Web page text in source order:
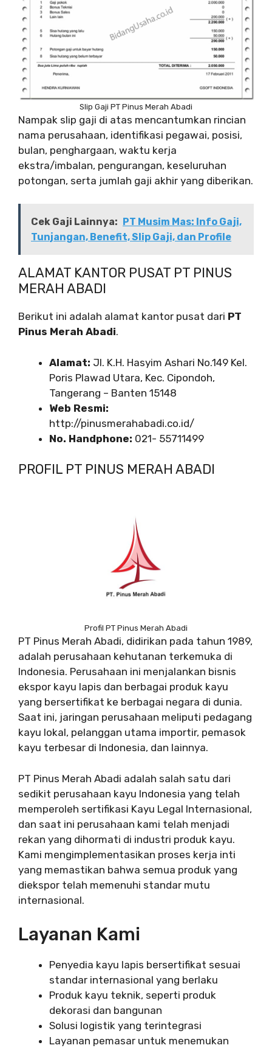
Slip Gaji PT Pinus Merah Abadi
Nampak slip gaji di atas mencantumkan rincian
nama perusahaan, identifikasi pegawai, posisi,
bulan, penghargaan, waktu kerja
ekstra/imbalan, pengurangan, keseluruhan
potongan, serta jumlah gaji akhir yang diberikan.
Cek Gaji Lainnya:
PT Musim Mas: Info Gaji,
Tunjangan, Benefit, Slip Gaji, dan Profile
ALAMAT KANTOR PUSAT PT PINUS
MERAH ABADI
Berikut ini adalah alamat kantor pusat dari PT
Pinus Merah Abadi.
Alamat: Jl. K.H. Hasyim Ashari No.149 Kel.
Poris Plawad Utara, Kec. Cipondoh,
Tangerang – Banten 15148
Web Resmi:
http://pinusmerahabadi.co.id/
No. Handphone: 021- 55711499
PROFIL PT PINUS MERAH ABADI
Profil PT Pinus Merah Abadi
PT Pinus Merah Abadi, didirikan pada tahun 1989,
adalah perusahaan kehutanan terkemuka di
Indonesia. Perusahaan ini menjalankan bisnis
ekspor kayu lapis dan berbagai produk kayu
yang bersertifikat ke berbagai negara di dunia.
Saat ini, jaringan perusahaan meliputi pedagang
kayu lokal, pelanggan utama importir, pemasok
kayu terbesar di Indonesia, dan lainnya.
PT Pinus Merah Abadi adalah salah satu dari
sedikit perusahaan kayu Indonesia yang telah
memperoleh sertifikasi Kayu Legal Internasional,
dan saat ini perusahaan kami telah menjadi
rekan yang dihormati di industri produk kayu.
Kami mengimplementasikan proses kerja inti
yang memastikan bahwa semua produk yang
diekspor telah memenuhi standar mutu
internasional.
Layanan Kami
Penyedia kayu lapis bersertifikat sesuai
standar internasional yang berlaku
Produk kayu teknik, seperti produk
dekorasi dan bangunan
Solusi logistik yang terintegrasi
Layanan pemasar untuk menemukan